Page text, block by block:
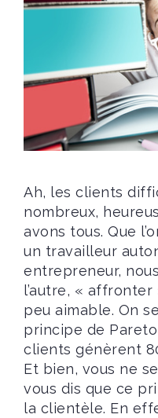
Ah, les clients
nombreux,
avons tous. Que
un travailleur
entrepreneur,
l’autre, «
peu aimable. On
principe de
clients génèrent
Et bien, vous ne
vous dis que ce
la clientèle. En